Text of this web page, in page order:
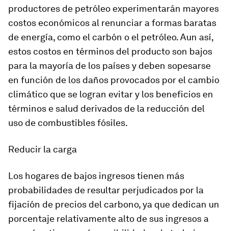
productores de petróleo experimentarán mayores
costos económicos al renunciar a formas baratas
de energía, como el carbón o el petróleo. Aun así,
estos costos en términos del producto son bajos
para la mayoría de los países y deben sopesarse
en función de los daños provocados por el cambio
climático que se logran evitar y los beneficios en
términos e salud derivados de la reducción del
uso de combustibles fósiles.
Reducir la carga
Los hogares de bajos ingresos tienen más
probabilidades de resultar perjudicados por la
fijación de precios del carbono, ya que dedican un
porcentaje relativamente alto de sus ingresos a